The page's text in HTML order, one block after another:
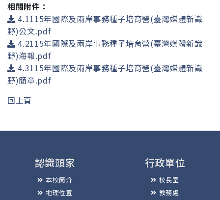
相關附件：
4.1115年國際及兩岸事務種子培育營(臺灣媒體新識
野)公文.pdf
4.2115年國際及兩岸事務種子培育營(臺灣媒體新識
野)海報.pdf
4.3115年國際及兩岸事務種子培育營(臺灣媒體新識
野)簡章.pdf
回上頁
認識頭家
本校簡介
地理位置
行政單位
校長室
教務處